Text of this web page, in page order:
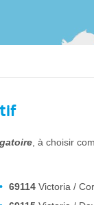
, à choisir
69114 Victoria /